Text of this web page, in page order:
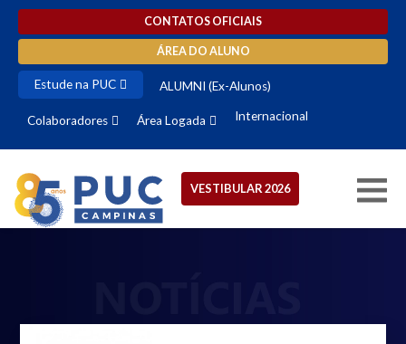
CONTATOS OFICIAIS
ÁREA DO ALUNO
Estude na PUC ALUMNI (Ex-Alunos)
Colaboradores Área Logada Internacional
VESTIBULAR 2026